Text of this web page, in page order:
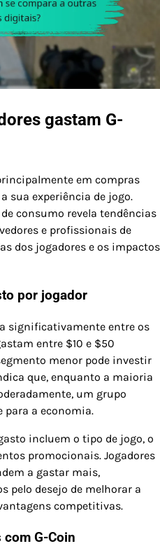
gastam G-
em compras
sua experiência de jogo.
consumo revela tendências
e profissionais de
dos jogadores e os impactos
por jogador
significativamente entre os
entre $10 e $50
menor pode investir
que, enquanto a maioria
um grupo
a economia.
incluem o tipo de jogo, o
promocionais. Jogadores
a gastar mais,
pelo desejo de melhorar a
competitivas.
G-Coin